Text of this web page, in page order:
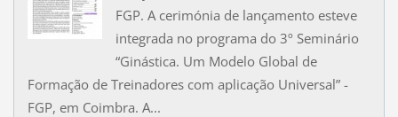
FGP. A cerimónia de lançamento esteve
integrada no programa do 3º Seminário
“Ginástica. Um Modelo Global de
Formação de Treinadores com aplicação Universal” -
FGP, em Coimbra. A...